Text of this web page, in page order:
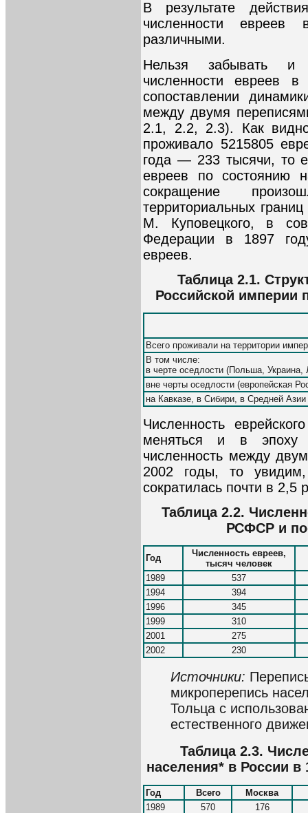
В результате
численности евреев
различными.
Нельзя забывать и
численности евреев
сопоставлении
между двумя
2.1, 2.2, 2.3). Как
проживало 5215805
года — 233 тысячи, то
евреев по состоянию
сокращение
территориальных
М. Куповецкого, в
Федерации в 1897
евреев.
Таблица 2.1.
Российской империи
Всего проживали на территории
В том числе:
в черте оседлости (Польша, Украина,
вне черты оседлости (европейская
на Кавказе, в Сибири, в Средней Азии
Численность
меняться и в эпоху
численность между
2002 годы, то
сократилась почти в 2,5
Таблица 2.2.
РСФСР и
Год
Численность евреев,
тысяч человек
1989
537
1994
394
1996
345
1999
310
2001
275
2002
230
Источники:
микроперепись
Тольца с
естественного
Таблица 2.3.
населения* в России в
Год Всего
Москва
1989
570
176